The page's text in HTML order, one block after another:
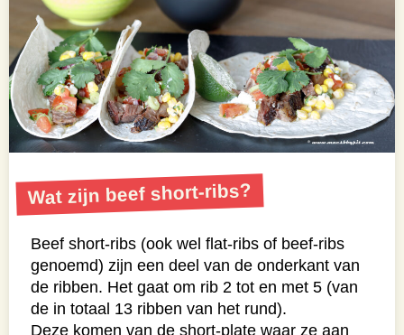
Wat zijn beef short-ribs?
Beef short-ribs (ook wel flat-ribs of beef-ribs
genoemd) zijn een deel van de onderkant van
de ribben. Het gaat om rib 2 tot en met 5 (van
de in totaal 13 ribben van het rund).
Deze komen van de short-plate waar ze aan